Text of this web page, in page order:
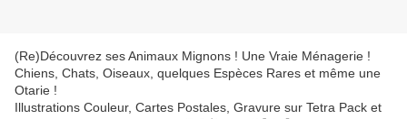
(Re)Découvrez ses Animaux Mignons ! Une Vraie Ménagerie !
Chiens, Chats, Oiseaux, quelques Espèces Rares et même une
Otarie !
Illustrations Couleur, Cartes Postales, Gravure sur Tetra Pack et